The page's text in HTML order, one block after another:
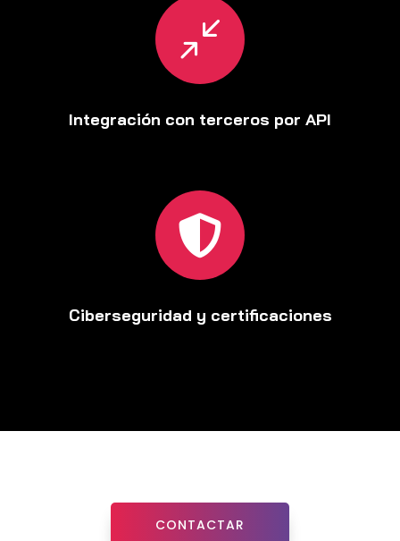
/
Integración con terceros por API

Ciberseguridad y certificaciones
CONTACTAR